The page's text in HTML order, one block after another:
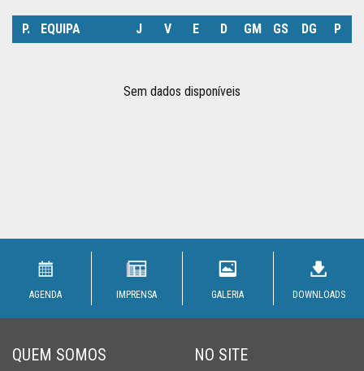
P. EQUIPA J V E D GM GS DG P
Sem dados disponíveis
AGENDA IMPRENSA GALERIA DOWNLOADS
QUEM SOMOS NO SITE